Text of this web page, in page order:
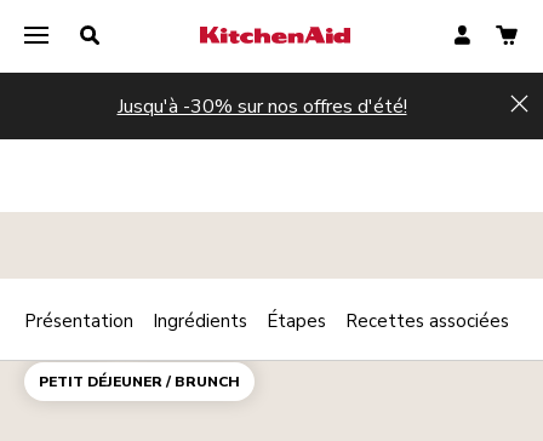
Jusqu'à -30% sur nos offres d'été!
POISSON STREET FOOD
PETIT DÉJEUNER / BRUNCH
Print
Présentation Ingrédients Étapes Recettes associées